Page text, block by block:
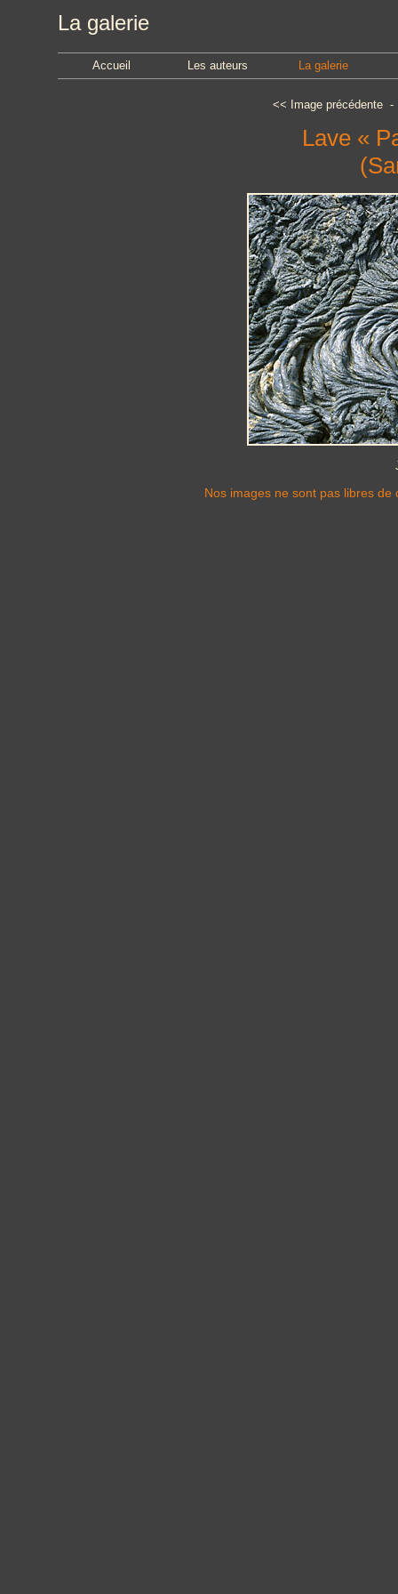
La galerie
Accueil Les auteurs La galerie
<< Image précédente
Lave «
Nos images ne sont pas libres